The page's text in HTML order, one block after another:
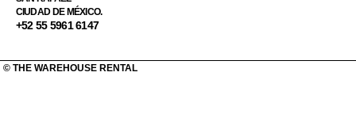
CIUDAD DE MÉXICO.
+52 55 5961 6147
© THE WAREHOUSE RENTAL